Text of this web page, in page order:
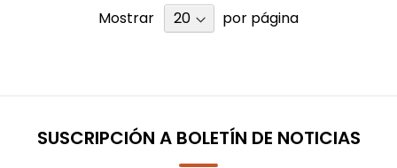
Mostrar por página
SUSCRIPCIÓN A BOLETÍN DE NOTICIAS